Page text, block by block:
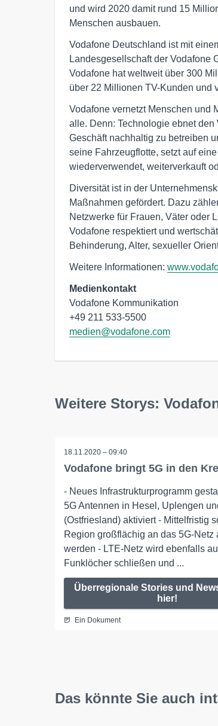
und wird 2020 damit rund 15
Menschen ausbauen.
Vodafone Deutschland ist mit
Landesgesellschaft der Vodafone
Vodafone hat weltweit über 300
über 22 Millionen TV-Kunden und
Vodafone vernetzt Menschen und
alle. Denn: Technologie ebnet
Geschäft nachhaltig zu betreiben
seine Fahrzeugflotte, setzt auf
wiederverwendet, weiterverkauft
Diversität ist in der
Maßnahmen gefördert. Dazu
Netzwerke für Frauen, Väter oder
Vodafone respektiert und
Behinderung, Alter, sexueller
Weitere Informationen:
Medienkontakt
Vodafone Kommunikation
medien@vodafone.com
Weitere Storys:
18.11.2020 – 09:40
Vodafone bringt 5G in den
- Neues Infrastrukturprogramm
5G Antennen in Hesel, Uplengen
(Ostfriesland) aktiviert - Mittelfristig
Region großflächig an das 5G-Netz
werden - LTE-Netz wird ebenfalls
Funklöcher schließen und ...
Überregionale Stories und
hier!
Ein Dokument
Das könnte Sie auch